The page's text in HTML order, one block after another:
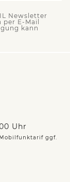
Newsletter
E-Mail
kann
Uhr
ggf.